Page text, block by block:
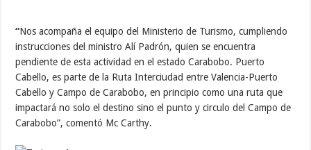
“Nos acompaña el equipo del Ministerio de Turismo, cumpliendo
instrucciones del ministro Alí Padrón, quien se encuentra
pendiente de esta actividad en el estado Carabobo. Puerto
Cabello, es parte de la Ruta Interciudad entre Valencia-Puerto
Cabello y Campo de Carabobo, en principio como una ruta que
impactará no solo el destino sino el punto y circulo del Campo de
Carabobo”, comentó Mc Carthy.